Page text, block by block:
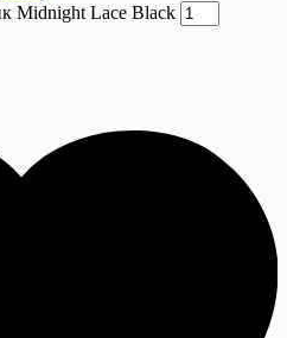
Midnight Lace Black